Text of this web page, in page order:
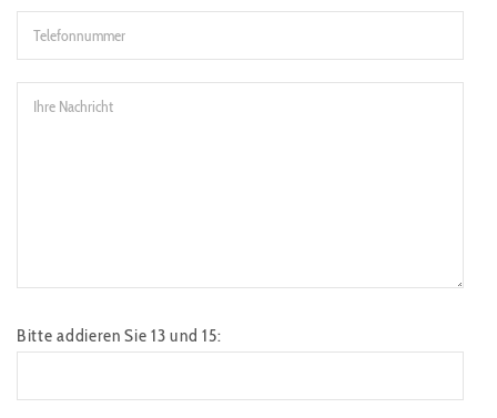
Bitte addieren Sie 13 und 15: